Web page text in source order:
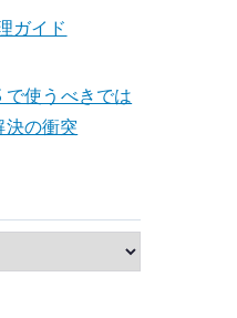
ガイド
使うべきでは
決の衝突